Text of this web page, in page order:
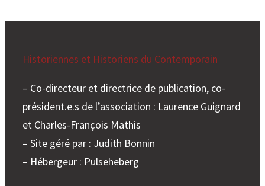
Historiennes et Historiens du Contemporain
– Co-directeur et directrice de publication, co-
président.e.s de l’association : Laurence Guignard
et Charles-François Mathis
– Site géré par : Judith Bonnin
– Hébergeur : Pulseheberg